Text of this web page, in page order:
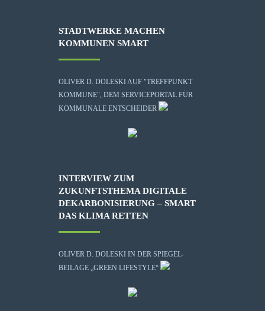
STADTWERKE MACHEN
KOMMUNEN SMART
OLIVER D. DOLESKI AUF "TREFFPUNKT
KOMMUNE", DEM SERVICEPORTAL FÜR
KOMMUNALE ENTSCHEIDER
INTERVIEW ZUM
ZUKUNFTSTHEMA DIGITALE
DEKARBONISIERUNG – SMART
DAS KLIMA RETTEN
OLIVER D. DOLESKI IN DER SPIEGEL-
BEILAGE „GREEN LIFESTYLE“